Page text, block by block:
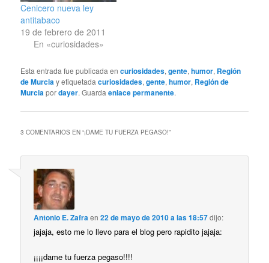
Cenicero nueva ley
antitabaco
19 de febrero de 2011
En «curiosidades»
Esta entrada fue publicada encuriosidades,gente,humor, Región
de Murciay etiquetadacuriosidades,gente,humor, Región de
Murciapordayer. Guardaenlace permanente.
3 COMENTARIOS EN “¡DAME TU FUERZA PEGASO!”
Antonio E. Zafraen22 de mayo de 2010 a las 18:57dijo:
jajaja, esto me lo llevo para el blog pero rapidito jajaja:
¡¡¡¡dame tu fuerza pegaso!!!!